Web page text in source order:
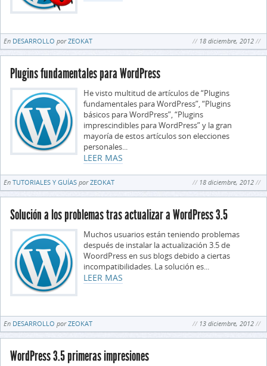
En DESARROLLO porZEOKAT 18 diciembre, 2012
Plugins fundamentales para WordPress
He visto multitud de artículos de “Plugins
fundamentales para WordPress”, “Plugins
básicos para WordPress”, “Plugins
imprescindibles para WordPress” y la gran
mayoría de estos artículos son elecciones
personales...
LEER MAS
En TUTORIALES Y GUÍAS porZEOKAT 18 diciembre, 2012
Solución a los problemas tras actualizar a WordPress 3.5
Muchos usuarios están teniendo problemas
después de instalar la actualización 3.5 de
WoordPress en sus blogs debido a ciertas
incompatibilidades. La solución es...
LEER MAS
En DESARROLLO porZEOKAT 13 diciembre, 2012
WordPress 3.5 primeras impresiones